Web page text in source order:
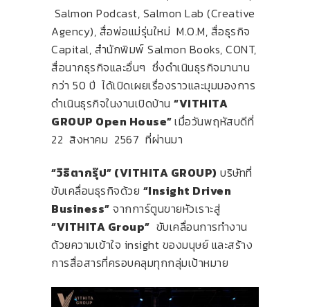
Salmon Podcast, Salmon Lab (Creative
Agency), สื่อพ่อแม่รุ่นใหม่ M.O.M, สื่อธุรกิจ
Capital, สำนักพิมพ์ Salmon Books, CONT,
สื่อนากธุรกิจและอื่นๆ ซึ่งดำเนินธุรกิจมานาน
กว่า 50 ปี ได้เปิดเผยเรื่องราวและมุมมองการ
ดำเนินธุรกิจในงานเปิดบ้าน “VITHITA
GROUP Open House”เมื่อวันพฤหัสบดีที่
22 สิงหาคม 2567 ที่ผ่านมา
“วิธิตากรุ๊ป” (VITHITA GROUP) บริษัทที่
ขับเคลื่อนธุรกิจด้วย “Insight Driven
Business” จากการ์ตูนขายหัวเราะสู่
“VITHITA Group” ขับเคลื่อนการทำงาน
ด้วยความเข้าใจ insight ของมนุษย์ และสร้าง
การสื่อสารที่ครอบคลุมทุกกลุ่มเป้าหมาย